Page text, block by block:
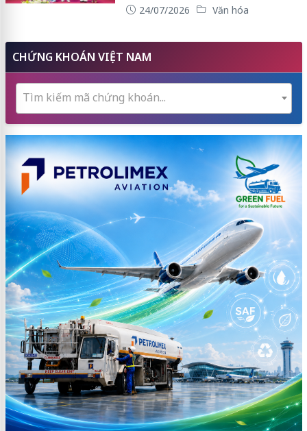
24/07/2026 Văn hóa
CHỨNG KHOÁN VIỆT NAM
Tìm kiếm mã chứng khoán...